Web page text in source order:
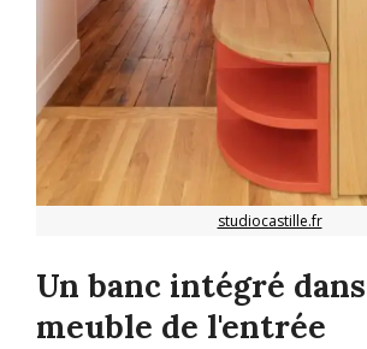
studiocastille.fr
Un banc intégré
meuble de l'entrée